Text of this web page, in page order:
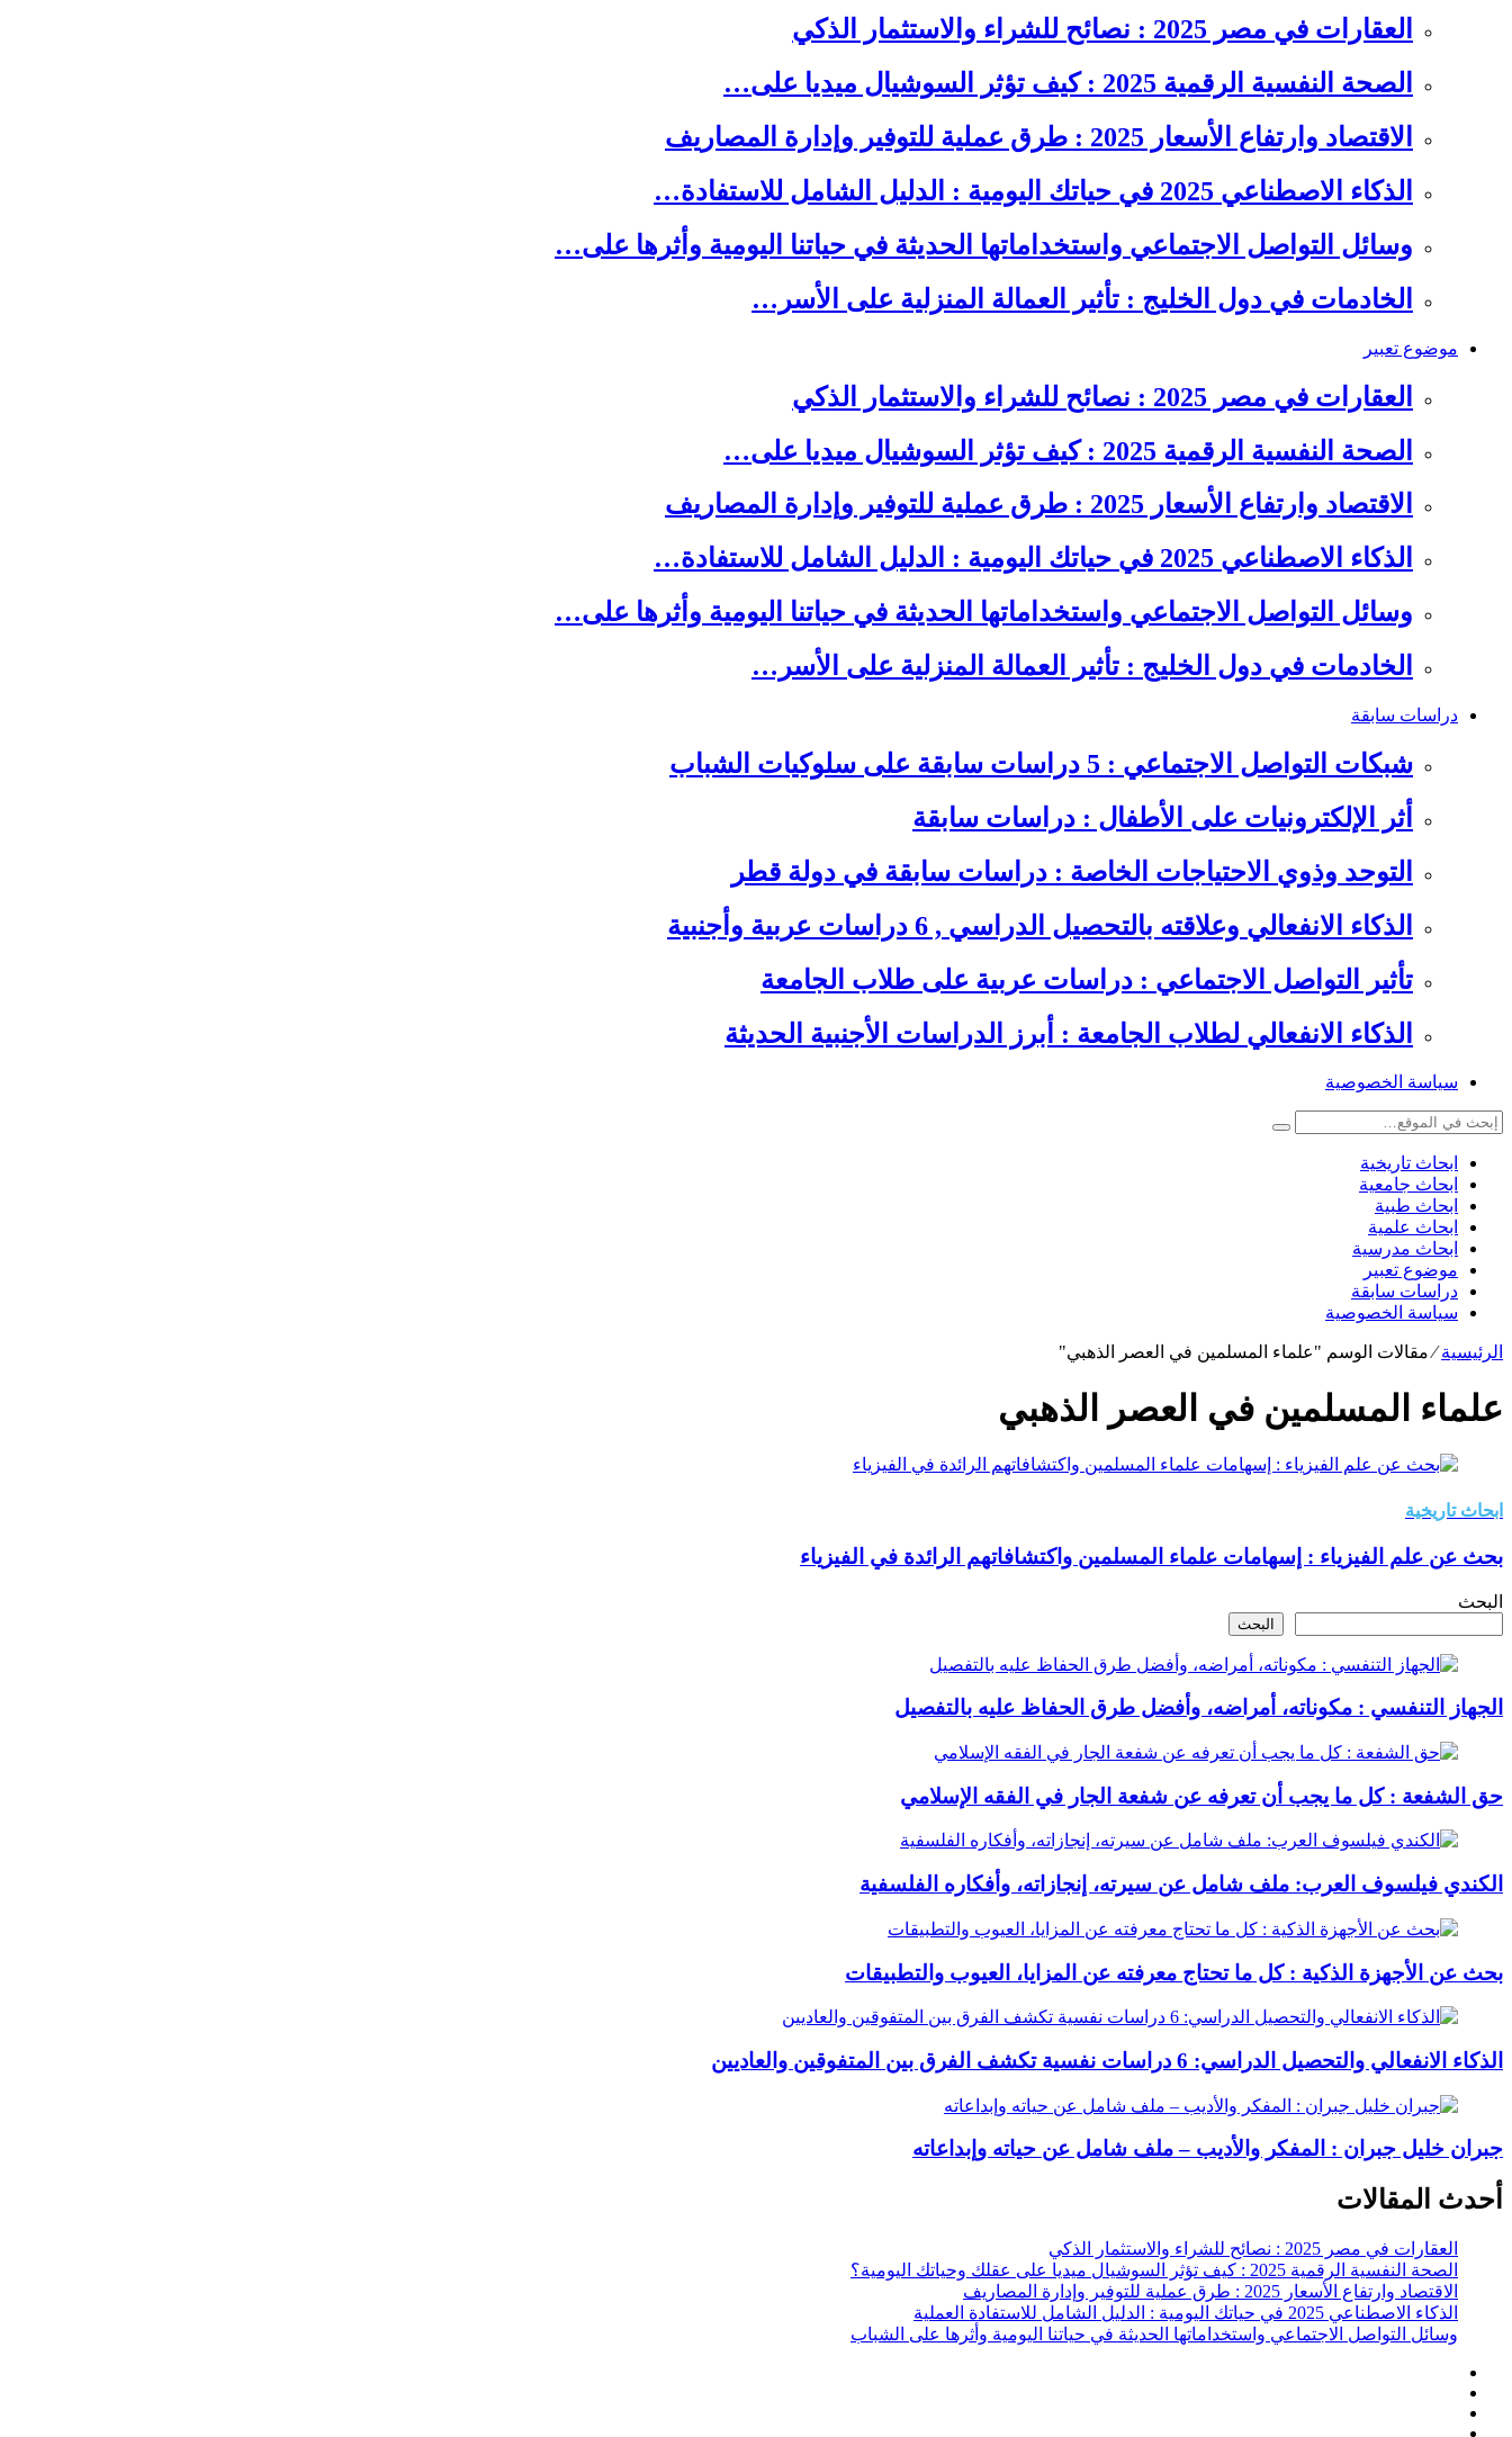
العقارات في مصر 2025 : نصائح للشراء والاستثمار الذكي
الصحة النفسية الرقمية 2025 : كيف تؤثر السوشيال ميديا على…
الاقتصاد وارتفاع الأسعار 2025 : طرق عملية للتوفير وإدارة المصاريف
الذكاء الاصطناعي 2025 في حياتك اليومية : الدليل الشامل للاستفادة…
وسائل التواصل الاجتماعي واستخداماتها الحديثة في حياتنا اليومية وأثرها على…
الخادمات في دول الخليج : تأثير العمالة المنزلية على الأسر…
موضوع تعبير
العقارات في مصر 2025 : نصائح للشراء والاستثمار الذكي
الصحة النفسية الرقمية 2025 : كيف تؤثر السوشيال ميديا على…
الاقتصاد وارتفاع الأسعار 2025 : طرق عملية للتوفير وإدارة المصاريف
الذكاء الاصطناعي 2025 في حياتك اليومية : الدليل الشامل للاستفادة…
وسائل التواصل الاجتماعي واستخداماتها الحديثة في حياتنا اليومية وأثرها على…
الخادمات في دول الخليج : تأثير العمالة المنزلية على الأسر…
دراسات سابقة
شبكات التواصل الاجتماعي : 5 دراسات سابقة على سلوكيات الشباب
أثر الإلكترونيات على الأطفال : دراسات سابقة
التوحد وذوي الاحتياجات الخاصة : دراسات سابقة في دولة قطر
الذكاء الانفعالي وعلاقته بالتحصيل الدراسي , 6 دراسات عربية وأجنبية
تأثير التواصل الاجتماعي : دراسات عربية على طلاب الجامعة
الذكاء الانفعالي لطلاب الجامعة : أبرز الدراسات الأجنبية الحديثة
سياسة الخصوصية
ابحاث تاريخية
ابحاث جامعية
ابحاث طبية
ابحاث علمية
ابحاث مدرسية
موضوع تعبير
دراسات سابقة
سياسة الخصوصية
الرئيسية⁄مقالات الوسم "علماء المسلمين في العصر الذهبي"
علماء المسلمين في العصر الذهبي
ابحاث تاريخية
بحث عن علم الفيزياء : إسهامات علماء المسلمين واكتشافاتهم الرائدة في الفيزياء
البحث
البحث
الجهاز التنفسي : مكوناته، أمراضه، وأفضل طرق الحفاظ عليه بالتفصيل
حق الشفعة : كل ما يجب أن تعرفه عن شفعة الجار في الفقه الإسلامي
الكندي فيلسوف العرب: ملف شامل عن سيرته، إنجازاته، وأفكاره الفلسفية
بحث عن الأجهزة الذكية : كل ما تحتاج معرفته عن المزايا، العيوب والتطبيقات
الذكاء الانفعالي والتحصيل الدراسي: 6 دراسات نفسية تكشف الفرق بين المتفوقين والعاديين
جبران خليل جبران : المفكر والأديب – ملف شامل عن حياته وإبداعاته
أحدث المقالات
العقارات في مصر 2025 : نصائح للشراء والاستثمار الذكي
الصحة النفسية الرقمية 2025 : كيف تؤثر السوشيال ميديا على عقلك وحياتك اليومية؟
الاقتصاد وارتفاع الأسعار 2025 : طرق عملية للتوفير وإدارة المصاريف
الذكاء الاصطناعي 2025 في حياتك اليومية : الدليل الشامل للاستفادة العملية
وسائل التواصل الاجتماعي واستخداماتها الحديثة في حياتنا اليومية وأثرها على الشباب